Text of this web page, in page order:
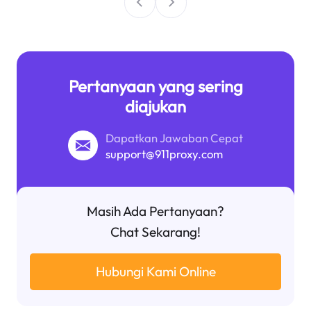
Pertanyaan yang sering
diajukan
Dapatkan Jawaban Cepat
support@911proxy.com
Masih Ada Pertanyaan?
Chat Sekarang!
Hubungi Kami Online